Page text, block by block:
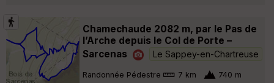
Chamechaude 2082 m, par le Pas de
l’Arche depuis le Col de Porte –
Sarcenas
Le Sappey-en-Chartreuse
Randonnée Pédestre 7 km 740 m